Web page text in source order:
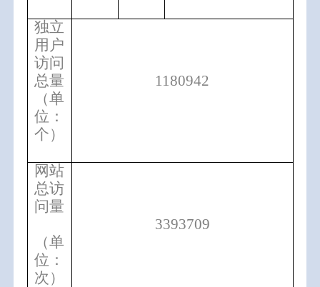
独立
用户
访问
总量
（单
位：
个）
1180942
网站
总访
问量
（单
位：
次）
3393709